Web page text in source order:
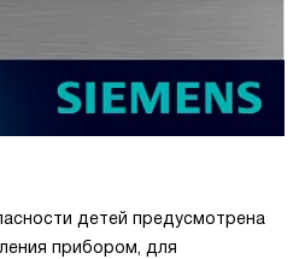
детей предусмотрена
прибором, для